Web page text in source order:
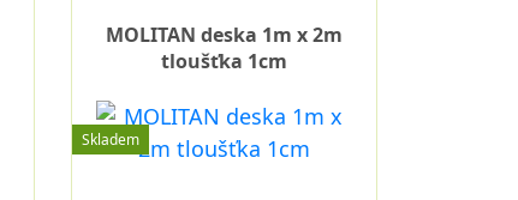
MOLITAN deska 1m x 2m
tloušťka 1cm
Skladem